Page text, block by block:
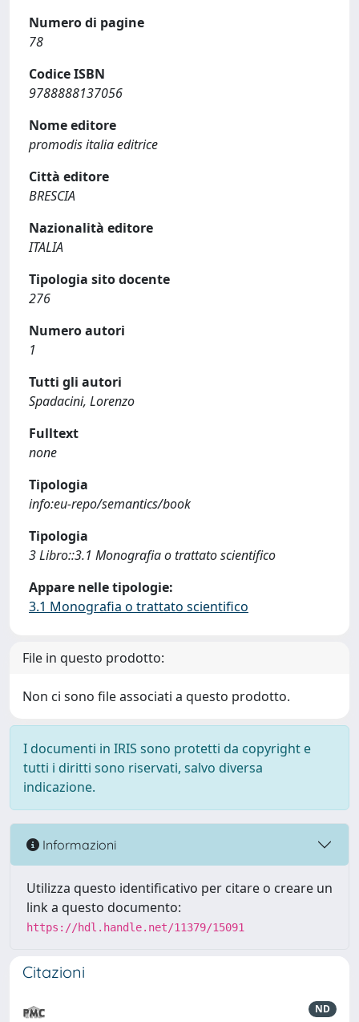
Numero di pagine
78
Codice ISBN
9788888137056
Nome editore
promodis italia editrice
Città editore
BRESCIA
Nazionalità editore
ITALIA
Tipologia sito docente
276
Numero autori
1
Tutti gli autori
Spadacini, Lorenzo
Fulltext
none
Tipologia
info:eu-repo/semantics/book
Tipologia
3 Libro::3.1 Monografia o trattato scientifico
Appare nelle tipologie:
3.1 Monografia o trattato scientifico
File in questo prodotto:
Non ci sono file associati a questo prodotto.
I documenti in IRIS sono protetti da copyright e
tutti i diritti sono riservati, salvo diversa
indicazione.
Informazioni
Utilizza questo identificativo per citare o creare un
link a questo documento:
https://hdl.handle.net/11379/15091
Citazioni
ND